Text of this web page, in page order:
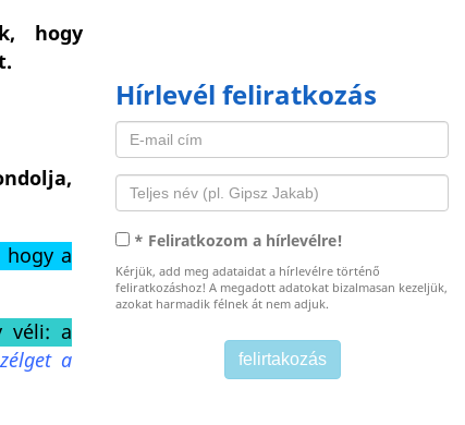
hogy
a
véli: a
a
Hírlevél feliratkozás
* Feliratkozom a hírlevélre!
Kérjük, add meg adataidat a hírlevélre történő
feliratkozáshoz! A megadott adatokat bizalmasan kezeljük,
azokat harmadik félnek át nem adjuk.